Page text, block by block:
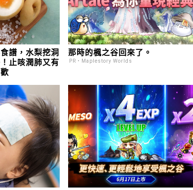
譜，水梨挖洞
止咳潤肺又有
那時的楓之谷回來了。
PR・Maplestory Worlds